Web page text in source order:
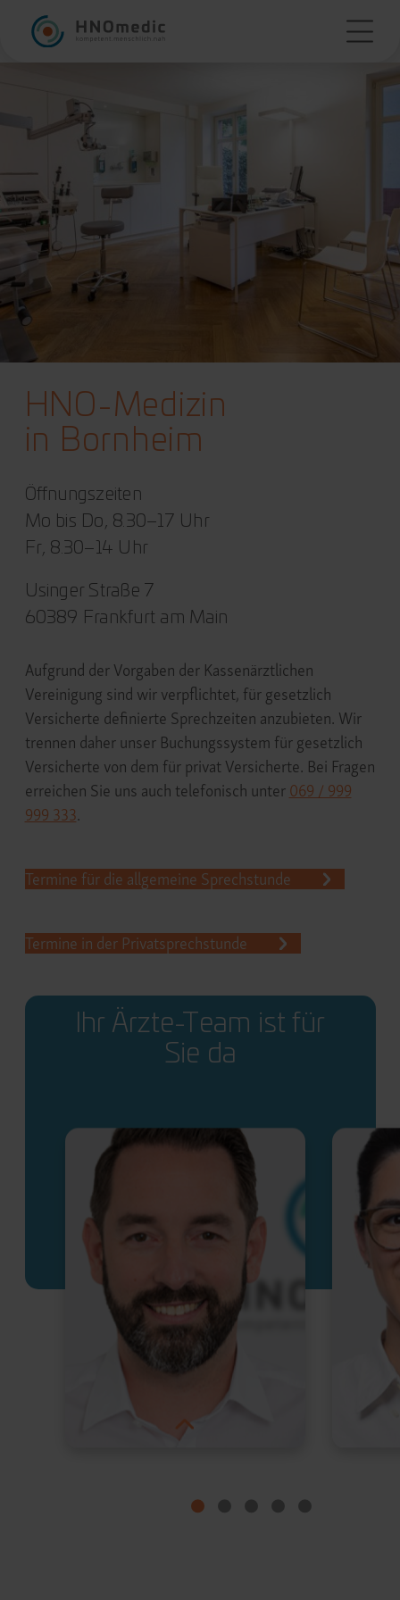
HNO-Medizin
in Bornheim
Öffnungszeiten
Mo bis Do, 8.30–17 Uhr
Fr, 8.30–14 Uhr
Usinger Straße 7
60389 Frankfurt am Main
Aufgrund der Vorgaben der Kassenärztlichen
Vereinigung sind wir verpflichtet, für gesetzlich
Versicherte definierte Sprechzeiten anzubieten. Wir
trennen daher unser Buchungssystem für gesetzlich
Versicherte von dem für privat Versicherte. Bei Fragen
erreichen Sie uns auch telefonisch unter 069 / 999
999 333.
Termine für die allgemeine Sprechstunde
Termine in der Privatsprechstunde
Ihr Ärzte-Team ist für
Sie da